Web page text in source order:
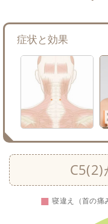
症状と効果